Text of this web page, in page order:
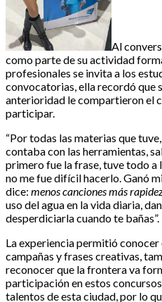
Al
como parte de su actividad
profesionales se invita a los
convocatorias, ella recordó que
anterioridad le compartieron el
participar.
“Por todas las materias que
contaba con las herramientas,
primero fue la frase, tuve todo a
no me fue difícil hacerlo. Ganó
dice: menos canciones más
uso del agua en la vida diaria,
desperdiciarla cuando te bañas”.
La experiencia permitió
campañas y frases creativas,
reconocer que la frontera va
participación en estos
talentos de esta ciudad, por lo